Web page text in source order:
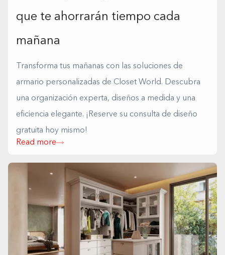
que te ahorrarán tiempo cada
mañana
Transforma tus mañanas con las soluciones de
armario personalizadas de Closet World. Descubra
una organización experta, diseños a medida y una
eficiencia elegante. ¡Reserve su consulta de diseño
gratuita hoy mismo!
Read more